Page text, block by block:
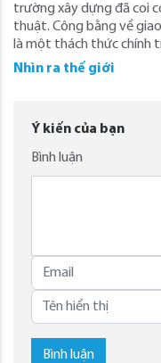
trường xây dựng đã coi
thuật. Công bằng về
là một thách thức chính
Nhìn ra thế giới
Ý kiến của bạn
Bình luận
Bình luận